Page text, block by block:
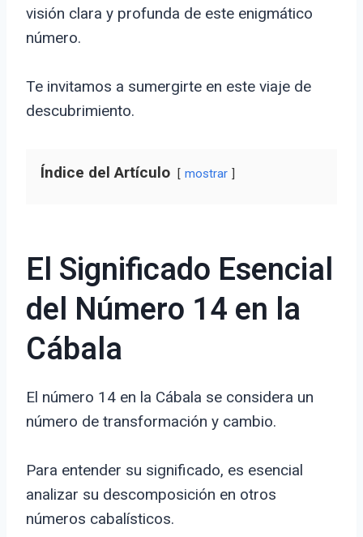
visión clara y profunda de este enigmático
número.
Te invitamos a sumergirte en este viaje de
descubrimiento.
Índice del Artículo mostrar
El Significado Esencial
del Número 14 en la
Cábala
El número 14 en la Cábala se considera un
número de transformación y cambio.
Para entender su significado, es esencial
analizar su descomposición en otros
números cabalísticos.